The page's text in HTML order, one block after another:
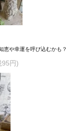
恵や幸運を呼び込むかも？
95円)